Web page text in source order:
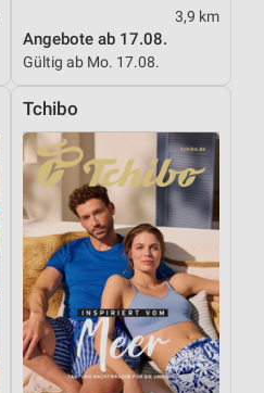
3,9 km
Angebote ab 17.08.
Gültig ab Mo. 17.08.
Tchibo